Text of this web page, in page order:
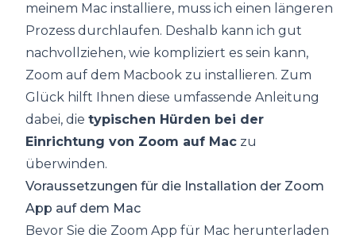
meinem Mac installiere, muss ich einen längeren
Prozess durchlaufen. Deshalb kann ich gut
nachvollziehen, wie kompliziert es sein kann,
Zoom auf dem Macbook zu installieren. Zum
Glück hilft Ihnen diese umfassende Anleitung
dabei, die typischen Hürden bei der
Einrichtung von Zoom auf Mac zu
überwinden.
Voraussetzungen für die Installation der Zoom
App auf dem Mac
Bevor Sie die Zoom App für Mac herunterladen